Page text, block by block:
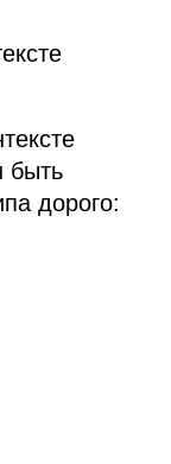
быть
дорого: